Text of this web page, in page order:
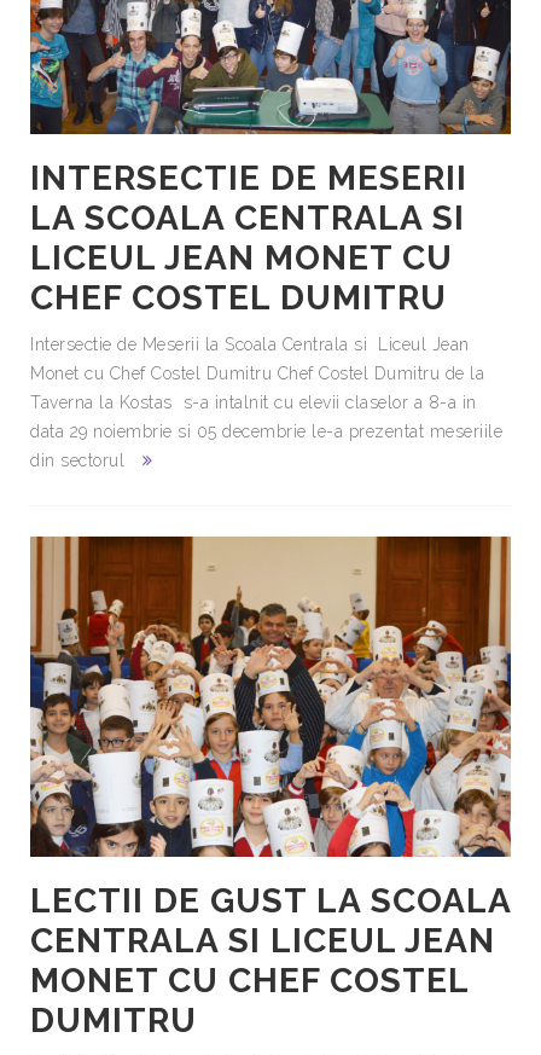
INTERSECTIE DE MESERII
LA SCOALA CENTRALA SI
LICEUL JEAN MONET CU
CHEF COSTEL DUMITRU
Intersectie de Meserii la Scoala Centrala si Liceul Jean
Monet cu Chef Costel Dumitru Chef Costel Dumitru de la
Taverna la Kostas ​ s-a intalnit cu elevii claselor a 8-a in
data 29 noiembrie si 05 decembrie le-a prezentat meseriile
din sectorul
LECTII DE GUST LA SCOALA
CENTRALA SI LICEUL JEAN
MONET CU CHEF COSTEL
DUMITRU